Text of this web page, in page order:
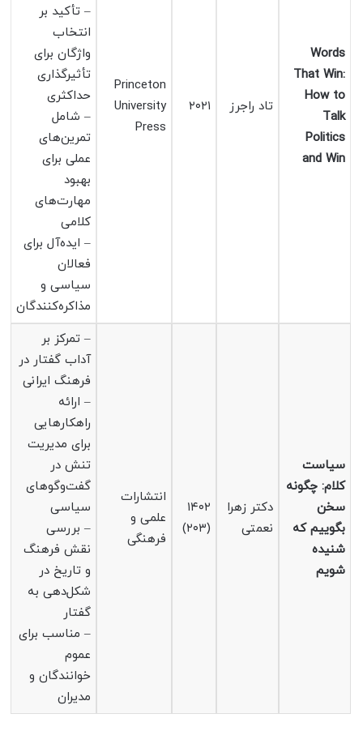
Words
That Win:
How to
Talk
Politics
and Win
تاد راجرز ۲۰۲۱
Princeton
University
Press
– تأکید بر
انتخاب
واژگان برای
تأثیرگذاری
حداکثری
– شامل
تمرین‌های
عملی برای
بهبود
مهارت‌های
کلامی
– ایده‌آل برای
فعالان
سیاسی و
مذاکره‌کنندگان
سیاست
کلام: چگونه
سخن
بگوییم که
شنیده
شویم
دکتر زهرا
نعمتی
۱۴۰۲
(۲۰۳)
انتشارات
علمی و
فرهنگی
– تمرکز بر
آداب گفتار در
فرهنگ ایرانی
– ارائه
راهکارهایی
برای مدیریت
تنش در
گفت‌وگوهای
سیاسی
– بررسی
نقش فرهنگ
و تاریخ در
شکل‌دهی به
گفتار
– مناسب برای
عموم
خوانندگان و
مدیران